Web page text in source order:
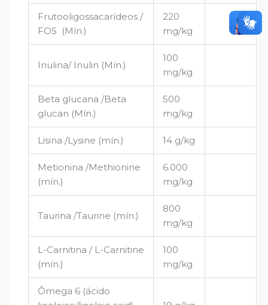
Frutooligossacarídeos /
FOS (Mín.)
220
mg/kg
Inulina/ Inulin (Mín.)
100
mg/kg
Beta glucana /Beta
glucan (Mín.)
500
mg/kg
Lisina /Lysine (mín.) 14 g/kg
Metionina /Methionine
(mín.)
6.000
mg/kg
Taurina /Taurine (mín.)
800
mg/kg
L-Carnitina / L-Carnitine
(mín.)
100
mg/kg
Ômega 6 (ácido